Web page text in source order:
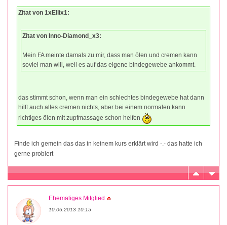
Zitat von 1xEllix1:
Zitat von Inno-Diamond_x3:
Mein FA meinte damals zu mir, dass man ölen und cremen kann
soviel man will, weil es auf das eigene bindegewebe ankommt.
das stimmt schon, wenn man ein schlechtes bindegewebe hat dann
hilft auch alles cremen nichts, aber bei einem normalen kann
richtiges ölen mit zupfmassage schon helfen
Finde ich gemein das das in keinem kurs erklärt wird -.- das hatte ich
gerne probiert
Ehemaliges Mitglied
10.06.2013 10:15